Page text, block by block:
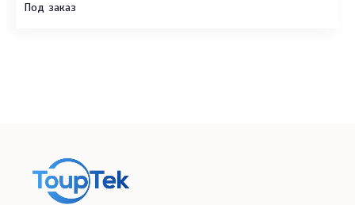
Под заказ